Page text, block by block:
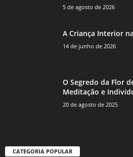
5 de agosto de 2026
A Criança Interior
14 de junho de 2026
O Segredo da Flor
Meditação e
20 de agosto de 2025
CATEGORIA POPULAR